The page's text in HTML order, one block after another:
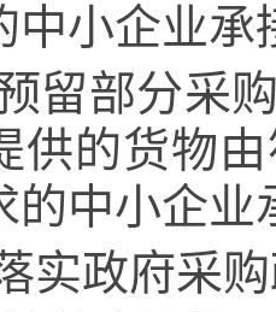
中小企业承
留部分采
供的货物
的中小企
实政府采